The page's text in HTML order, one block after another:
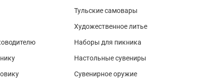
Тульские самовары
Художественное литье
Наборы для пикника
Настольные сувениры
Сувенирное оружие